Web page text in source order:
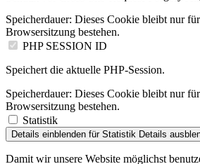
Browsersitzung bestehen.
PHP SESSION ID
Browsersitzung bestehen.
Statistik
Details einblenden
Damit wir unsere Website möglichst
können müssen wir wissen wie Besucher